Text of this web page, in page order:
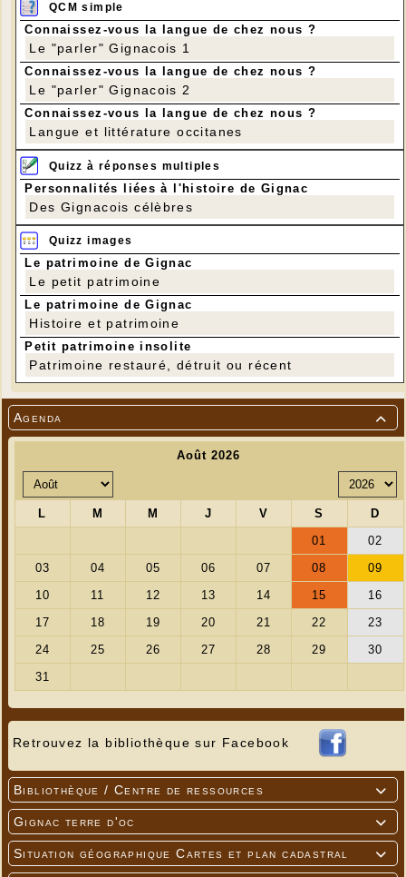

Agenda
Retrouvez la bibliothèque sur Facebook

Bibliothèque / Centre de ressources

Gignac terre d'oc

Situation géographique Cartes et plan cadastral
QCM simple
Connaissez-vous la langue de chez nous ?
Le "parler" Gignacois 1
Connaissez-vous la langue de chez nous ?
Le "parler" Gignacois 2
Connaissez-vous la langue de chez nous ?
Langue et littérature occitanes
Quizz à réponses multiples
Personnalités liées à l'histoire de Gignac
Des Gignacois célèbres
Quizz images
Le patrimoine de Gignac
Le petit patrimoine
Le patrimoine de Gignac
Histoire et patrimoine
Petit patrimoine insolite
Patrimoine restauré, détruit ou récent